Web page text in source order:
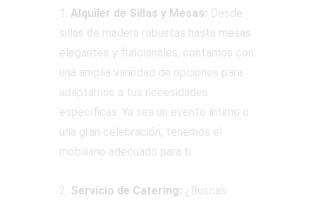
1. Alquiler de Sillas y Mesas: Desde
sillas de madera robustas hasta mesas
elegantes y funcionales, contamos con
una amplia variedad de opciones para
adaptarnos a tus necesidades
específicas. Ya sea un evento íntimo o
una gran celebración, tenemos el
mobiliario adecuado para ti.
2. Servicio de Catering: ¿Buscas